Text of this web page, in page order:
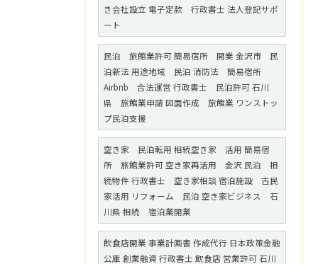
き会社設立 電子定款 行政書士 法人登記サポ
ート
民泊 旅館業許可 簡易宿所 開業 金沢市 民
泊新法 用途地域 民泊 消防法 簡易宿所
Airbnb 合法運営 行政書士 民泊許可 石川
県 旅館業申請 図面作成 旅館業 ワンストッ
プ民泊支援
空き家 民泊転用 相続空き家 活用 簡易宿
所 旅館業許可 空き家再活用 金沢 民泊 相
続物件 行政書士 空き家相談 宿泊施設 古民
家活用 リフォーム 民泊 空き家ビジネス 石
川県 相続 宿泊業開業
飲食店開業 事業計画書 作成代行 日本政策金融
公庫 創業融資 行政書士 飲食店 営業許可 石川